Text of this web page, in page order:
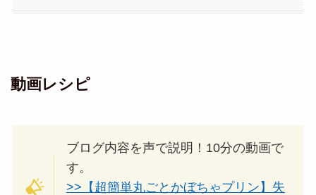
動画レシピ
ブログ内容を声で説明！10分の動画で
す。
>>【超簡単丸ごとかぼちゃプリン】失